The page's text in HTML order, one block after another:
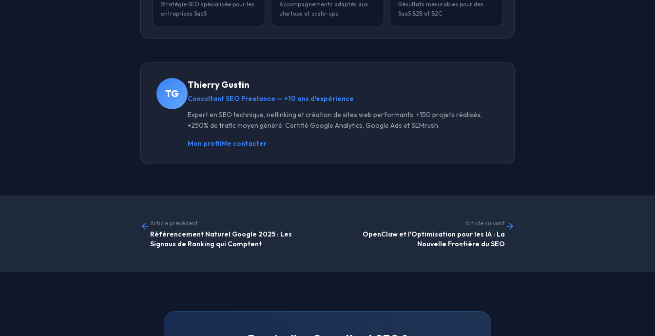
Stratégie SEO spécialisée pour les
entreprises SaaS
Accompagnements adaptés aux
startups et scale-ups
Résultats mesurables pour des
SaaS B2B et B2C
TG
Thierry Gustin
Consultant SEO Freelance — +10 ans d'expérience
Expert en SEO technique, netlinking et création de sites web performants. +150 projets réalisés,
+250% de trafic moyen généré. Certifié Google Analytics, Google Ads et SEMrush.
Mon profilMe contacter
Article précédent
Référencement Naturel Google 2025 : Les
Signaux de Ranking qui Comptent
Article suivant
OpenClaw et l'Optimisation pour les IA : La
Nouvelle Frontière du SEO